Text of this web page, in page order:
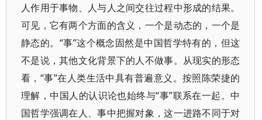
人作用于事物、人与人之间交往过程中形成的结果。
可见，它有两个方面的含义，一个是动态的，一个是
静态的。“事”这个概念固然是中国哲学特有的，但这
不是说，其他文化背景下的人不做事。从现实的形态
看，“事”在人类生活中具有普遍意义。按照陈荣捷的
理解，中国人的认识论也始终与“事”联系在一起。中
国哲学强调在人、事中把握对象，这一进路不同于对